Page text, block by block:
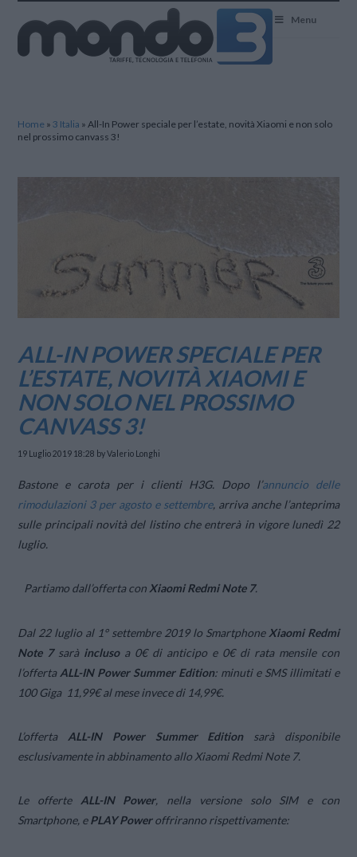
Menu
Home »3 Italia »All-In Power speciale per l’estate, novità Xiaomi e non solo
nel prossimo canvass 3!
ALL-IN POWER SPECIALE PER
L’ESTATE, NOVITÀ XIAOMI E
NON SOLO NEL PROSSIMO
CANVASS 3!
19 Luglio 2019 18:28 by Valerio Longhi
Bastone e carota per i clienti H3G. Dopo l’annuncio delle
rimodulazioni 3 per agosto e settembre, arriva anche l’anteprima
sulle principali novità del listino che entrerà in vigore lunedì 22
luglio.
Partiamo dall’offerta conXiaomi Redmi Note 7.
Dal 22 luglio al 1° settembre 2019 lo Smartphone Xiaomi Redmi
Note 7sarà inclusoa 0€ di anticipo e 0€ di rata mensile con
l’offerta ALL-IN Power Summer Edition: minuti e SMS illimitati e
100 Giga 11,99€ al mese invece di 14,99€.
L’offerta ALL-IN Power Summer Editionsarà disponibile
esclusivamente in abbinamento allo Xiaomi Redmi Note 7.
Le offerte ALL-IN Power, nella versione solo SIM e con
Smartphone, ePLAY Poweroffriranno rispettivamente: